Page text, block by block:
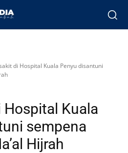
di Hospital Kuala Penyu disantuni
Kuala
sempena
Hijrah